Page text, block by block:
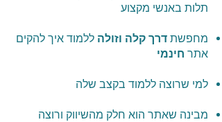
תלות באנשי מקצוע
מחפשת דרך קלה וזולה ללמוד איך להקים
אתר חינמי
למי שרוצה ללמוד בקצב שלה
מבינה שאתר הוא חלק מהשיווק ורוצה